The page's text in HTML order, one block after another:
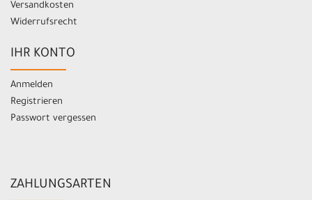
Versandkosten
Widerrufsrecht
IHR KONTO
Anmelden
Registrieren
Passwort vergessen
ZAHLUNGSARTEN